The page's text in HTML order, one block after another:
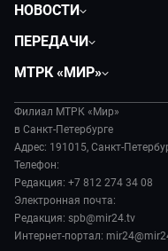
НОВОСТИ
Происшествия
Экономика
Культура
ПЕРЕДАЧИ
Игра в кино
Исторический детектив
Миллион за 5 минут
МИР. Мнение
Мировое соглашение
Пять причин поехать в...
МТРК «МИР»
История
Руководство
Новости компании
Пресса о нас
Карьера
Реклама
Филиал МТРК «Мир»
в Санкт-Петербурге
Адрес: 191015, Санкт-
Телефон:
Редакция: +7 812 274 34 08
Электронная почта:
Редакция: spb@mir24.tv
Интернет-портал: